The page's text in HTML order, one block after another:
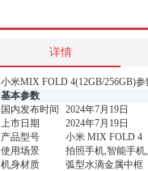
详情
小米MIX FOLD 4(12GB/256GB)
基本参数
国内发布时间
2024年7月19日
上市日期
2024年7月19日
产品型号
小米 MIX FOLD 4
使用场景
拍照手机,智能手
机身材质
弧型水滴金属中框